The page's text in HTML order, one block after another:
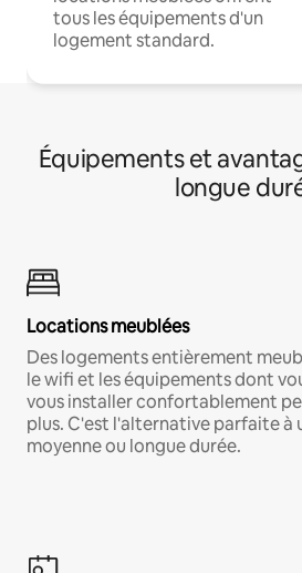
tous les équipements d'un
logement standard.
Équipements et
longue
Locations meublées
Des logements entièrement
le wifi et les équipements dont
vous installer confortablement
plus. C'est l'alternative parfaite à
moyenne ou longue durée.